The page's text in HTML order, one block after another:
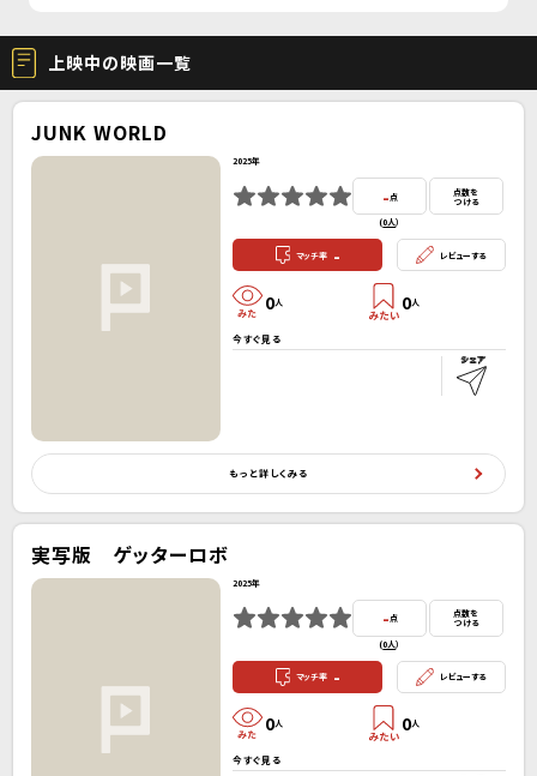
上映中の映画一覧
JUNK WORLD
2025年
- 点
(0人）
点数を
つける
マッチ率 - レビューする
0人 0人
今すぐ見る
もっと詳しくみる
実写版 ゲッターロボ
2025年
-点
(0人）
点数を
つける
マッチ率 - レビューする
0人 0人
今すぐ見る